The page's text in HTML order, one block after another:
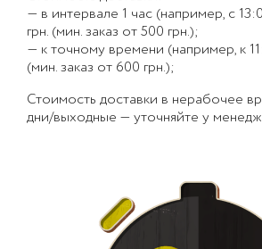
— в интервале 1 час (например, с
грн. (мин. заказ от 500 грн.);
— к точному времени (например, к
(мин. заказ от 600 грн.);
Стоимость доставки в нерабочее
дни/выходные — уточняйте у